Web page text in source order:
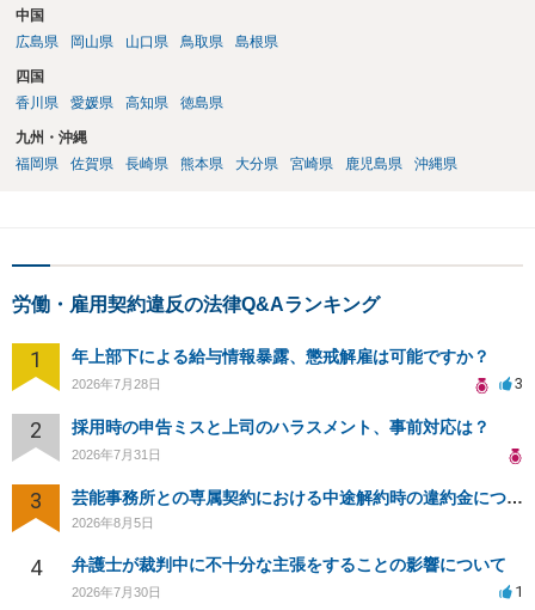
中国
広島県
岡山県 山口県 鳥取県 島根県
四国
香川県
愛媛県 高知県 徳島県
九州・沖縄
福岡県
佐賀県 長崎県 熊本県 大分県 宮崎県 鹿児島県 沖縄県
労働・雇用契約違反の法律Q&Aランキング
1 年上部下による給与情報暴露、懲戒解雇は可能ですか？
2026年7月28日 3
2 採用時の申告ミスと上司のハラスメント、事前対応は？
2026年7月31日
3 芸能事務所との専属契約における中途解約時の違約金について相談したいです
2026年8月5日
4 弁護士が裁判中に不十分な主張をすることの影響について
2026年7月30日 1